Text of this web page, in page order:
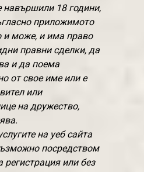
навършили 18 години,
приложимото
и може, и има право
правни сделки, да
и да поема
от свое име или е
или
на дружество,
на уеб сайта
посредством
или без